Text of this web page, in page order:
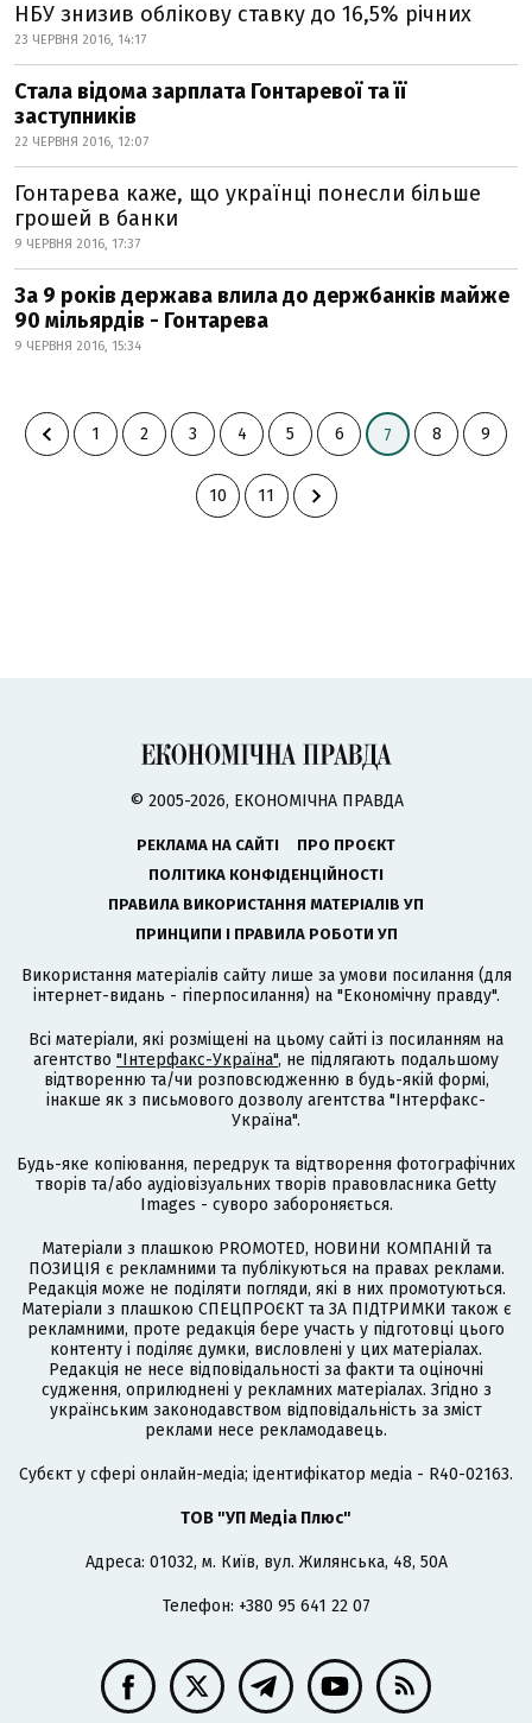
НБУ знизив облікову ставку до 16,5% річних
23 ЧЕРВНЯ 2016, 14:17
Стала відома зарплата Гонтаревої та її
заступників
22 ЧЕРВНЯ 2016, 12:07
Гонтарева каже, що українці понесли більше
грошей в банки
9 ЧЕРВНЯ 2016, 17:37
За 9 років держава влила до держбанків майже
90 мільярдів - Гонтарева
9 ЧЕРВНЯ 2016, 15:34
1 2 3 4 5 6 7 8 9
10 11
© 2005-2026, ЕКОНОМІЧНА ПРАВДА
РЕКЛАМА НА САЙТІ
ПРО ПРОЄКТ
ПОЛІТИКА КОНФІДЕНЦІЙНОСТІ
ПРАВИЛА ВИКОРИСТАННЯ МАТЕРІАЛІВ УП
ПРИНЦИПИ І ПРАВИЛА РОБОТИ УП
Використання матеріалів сайту лише за умови посилання (для
інтернет-видань - гіперпосилання) на "Економічну правду".
Всі матеріали, які розміщені на цьому сайті із посиланням на
агентство "Інтерфакс-Україна", не підлягають подальшому
відтворенню та/чи розповсюдженню в будь-якій формі,
інакше як з письмового дозволу агентства "Інтерфакс-
Україна".
Будь-яке копіювання, передрук та відтворення фотографічних
творів та/або аудіовізуальних творів правовласника Getty
Images - суворо забороняється.
Матеріали з плашкою PROMOTED, НОВИНИ КОМПАНІЙ та
ПОЗИЦІЯ є рекламними та публікуються на правах реклами.
Редакція може не поділяти погляди, які в них промотуються.
Матеріали з плашкою СПЕЦПРОЄКТ та ЗА ПІДТРИМКИ також є
рекламними, проте редакція бере участь у підготовці цього
контенту і поділяє думки, висловлені у цих матеріалах.
Редакція не несе відповідальності за факти та оціночні
судження, оприлюднені у рекламних матеріалах. Згідно з
українським законодавством відповідальність за зміст
реклами несе рекламодавець.
Cубєкт у сфері онлайн-медіа; ідентифікатор медіа - R40-02163.
ТОВ "УП Медіа Плюс"
Адреса: 01032, м. Київ, вул. Жилянська, 48, 50А
Телефон: +380 95 641 22 07